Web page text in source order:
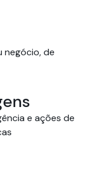
negócio, de
e ações de